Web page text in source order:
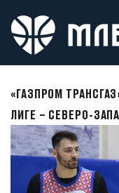
«ГАЗПРОМ
ЛИГЕ – СЕВЕРО-